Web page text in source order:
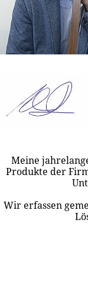
Meine
Produkte der
Wir erfassen